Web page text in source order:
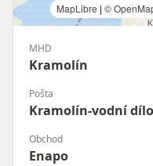
MapLibre | ©
MHD
Kramolín
Pošta
Kramolín-vodní dílo
Obchod
Enapo